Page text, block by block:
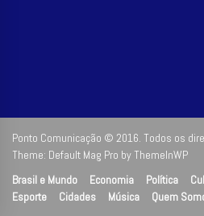
Ponto Comunicação © 2016. Todos os
Theme: Default Mag Pro by ThemeInWP
Brasil e Mundo
Economia Política
Esporte
Cidades Música Quem